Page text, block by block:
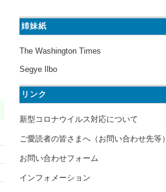
姉妹紙
The Washington Times
Segye Ilbo
リンク
新型コロナウイルス対応について
ご愛読者の皆さまへ（お問い合わせ先等）
お問い合わせフォーム
インフォメーション